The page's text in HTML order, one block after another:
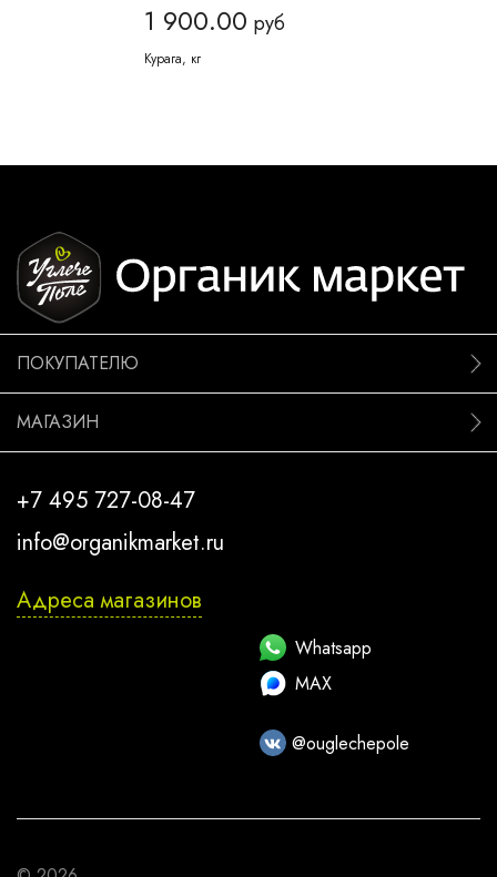
1 900.00 руб
Курага, кг
ПОКУПАТЕЛЮ
МАГАЗИН
+7 495 727-08-47
info@organikmarket.ru
Адреса магазинов
Whatsapp
MAX
@ouglechepole